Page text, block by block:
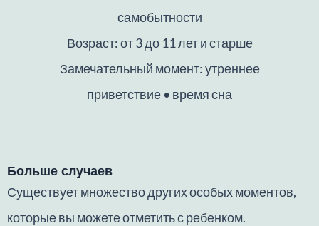
самобытности
Возраст: от 3 до 11 лет и старше
Замечательный момент: утреннее
приветствие • время сна
Больше случаев
Существует множество других особых моментов,
которые вы можете отметить с ребенком.